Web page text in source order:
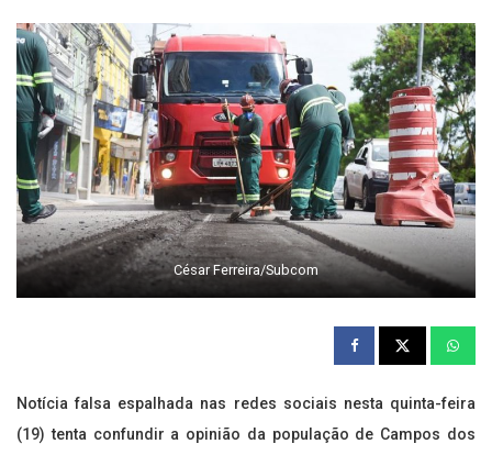
César Ferreira/Subcom
Notícia falsa espalhada nas redes sociais nesta quinta-feira
(19) tenta confundir a opinião da população de Campos dos